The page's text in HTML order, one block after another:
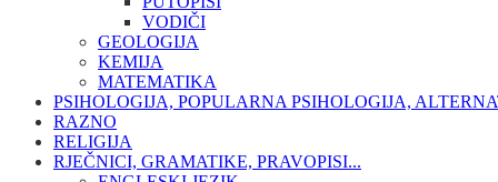
VODIČI
GEOLOGIJA
KEMIJA
MATEMATIKA
PSIHOLOGIJA, POPULARNA PSIHOLOGIJA,
RAZNO
RELIGIJA
RJEČNICI, GRAMATIKE, PRAVOPISI...